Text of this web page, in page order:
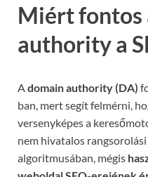
Miért fontos
authority a
A domain authority (DA)
ban, mert segít felmérni,
versenyképes a
nem hivatalos
algoritmusában, mégis